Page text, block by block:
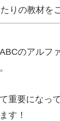
りの教材を
のアルフ
重要になっ
す！